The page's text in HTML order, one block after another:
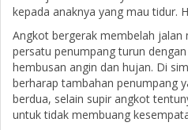
kepada anaknya yang mau tidur.
Angkot bergerak membelah jalan
persatu penumpang turun
hembusan angin dan hujan. Di
berharap tambahan penumpang
berdua, selain supir angkot
untuk tidak membuang